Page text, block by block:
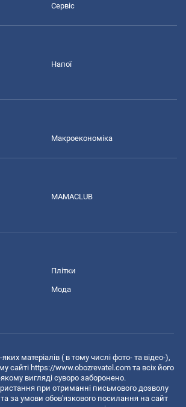
Сервіс
Напої
Макроекономіка
MAMACLUB
Плітки
Мода
матеріалів ( в тому числі фото- та відео-),
сайті https://www.obozrevatel.com та всіх його
вигляді суворо заборонено.
при отриманні письмового дозволу
за умови обов'язкового посилання на сайт